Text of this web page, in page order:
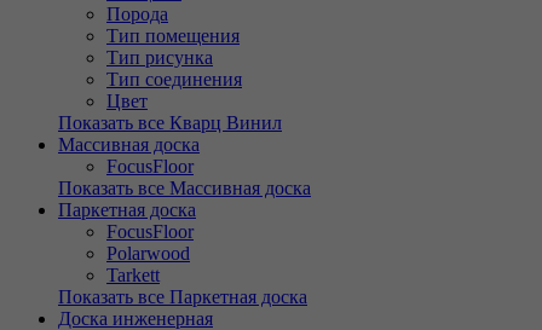
Порода
Тип помещения
Тип рисунка
Тип соединения
Цвет
Показать все Кварц Винил
Массивная доска
FocusFloor
Показать все Массивная доска
Паркетная доска
FocusFloor
Polarwood
Tarkett
Показать все Паркетная доска
Доска инженерная